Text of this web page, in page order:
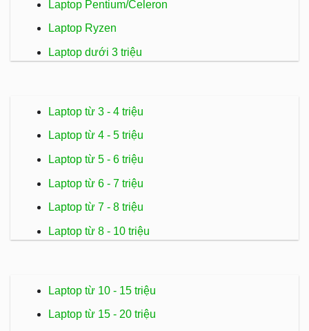
Laptop Pentium/Celeron
Laptop Ryzen
Laptop dưới 3 triệu
Laptop từ 3 - 4 triệu
Laptop từ 4 - 5 triệu
Laptop từ 5 - 6 triệu
Laptop từ 6 - 7 triệu
Laptop từ 7 - 8 triệu
Laptop từ 8 - 10 triệu
Laptop từ 10 - 15 triệu
Laptop từ 15 - 20 triệu